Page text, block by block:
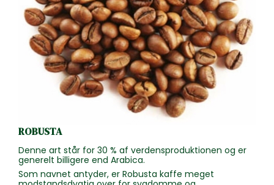
ROBUSTA
Denne art står for 30 % af verdensproduktionen og er
generelt billigere end Arabica.
Som navnet antyder, er Robusta kaffe meget